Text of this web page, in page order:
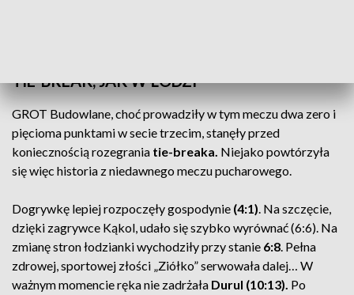
TIE-BREAK, JAK W ŁODZI
GROT Budowlane, choć prowadziły w tym meczu dwa zero i
pięcioma punktami w secie trzecim, stanęły przed
koniecznością rozegrania tie-breaka. Niejako powtórzyła
się więc historia z niedawnego meczu pucharowego.
Dogrywkę lepiej rozpoczęły gospodynie (4:1). Na szczęcie,
dzięki zagrywce Kąkol, udało się szybko wyrównać (6:6). Na
zmianę stron łodzianki wychodziły przy stanie 6:8. Pełna
zdrowej, sportowej złości „Ziółko” serwowała dalej… W
ważnym momencie ręka nie zadrżała Durul (10:13). Po